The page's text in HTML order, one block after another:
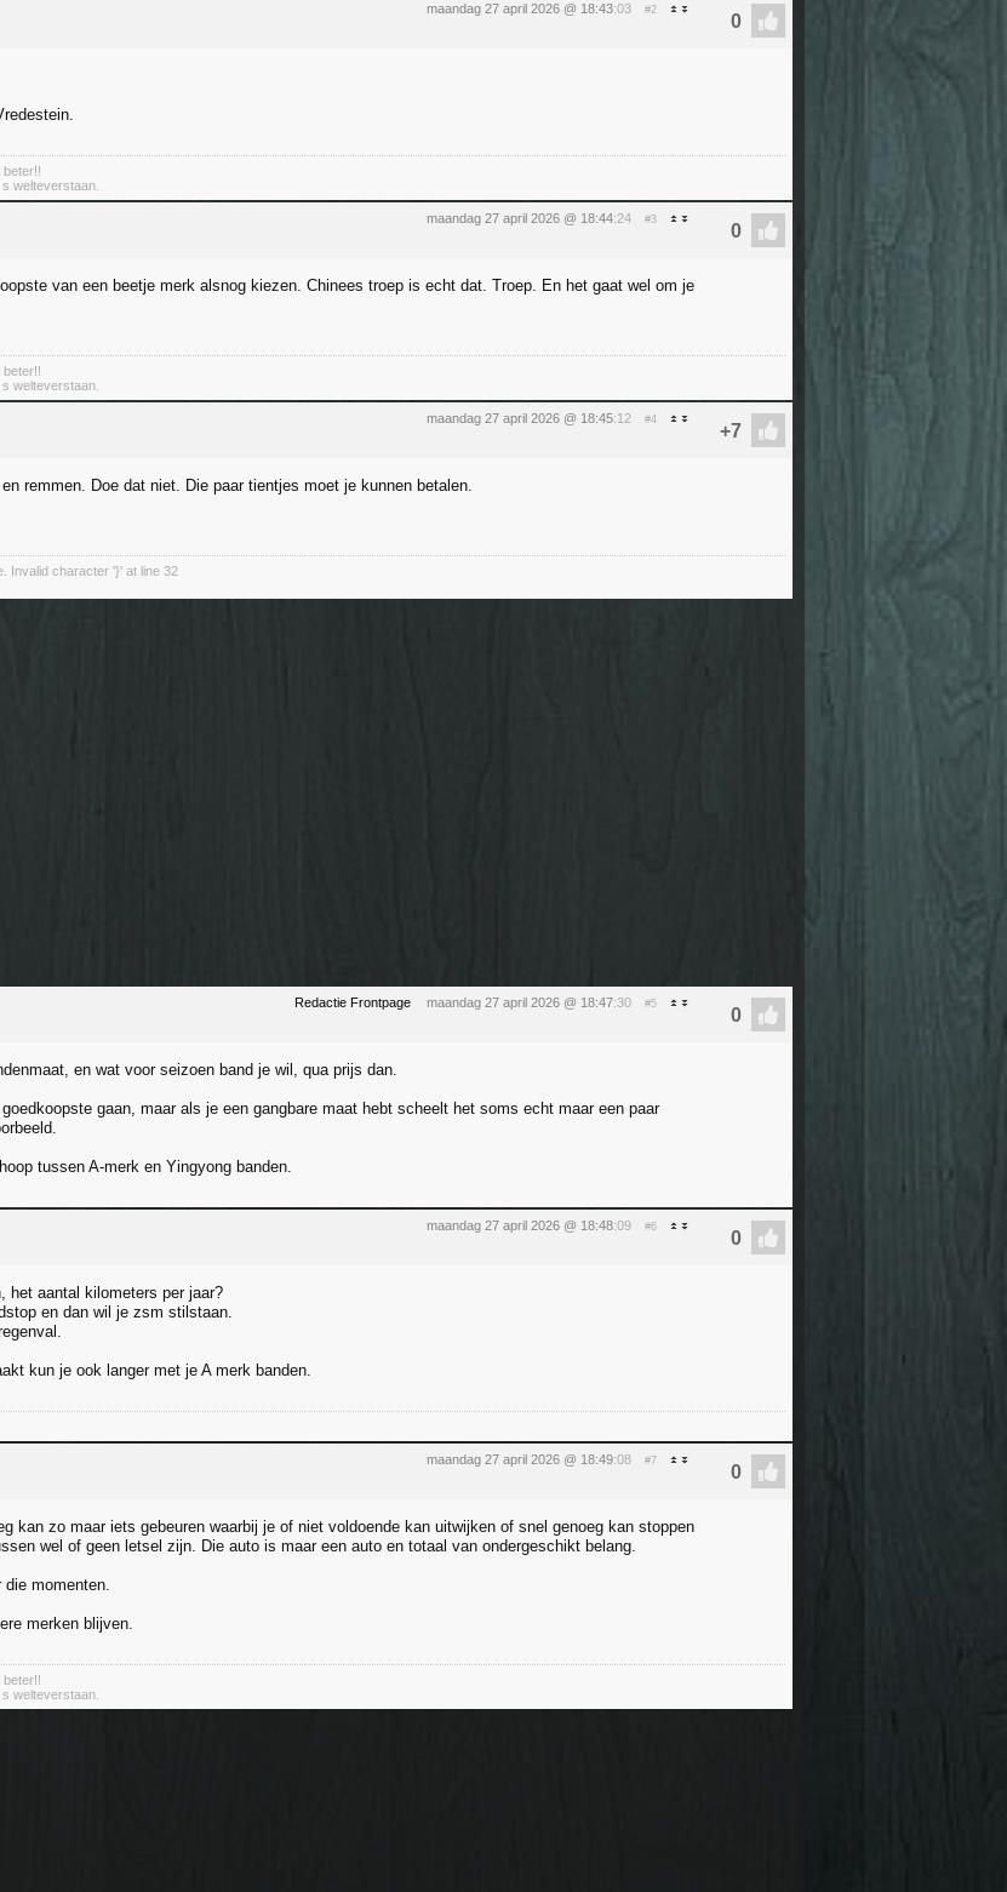
maandag 27 april 2026 @ 18:43:03 #2
beter!!
welteverstaan.
maandag 27 april 2026 @ 18:44:24 #3
van een beetje merk alsnog kiezen. Chinees troep is echt dat. Troep. En het gaat wel om je
beter!!
welteverstaan.
maandag 27 april 2026 @ 18:45:12 #4
remmen. Doe dat niet. Die paar tientjes moet je kunnen betalen.
Invalid character '}' at line 32
Redactie Frontpage maandag 27 april 2026 @ 18:47:30 #5
en wat voor seizoen band je wil, qua prijs dan.
gaan, maar als je een gangbare maat hebt scheelt het soms echt maar een paar
tussen A-merk en Yingyong banden.
maandag 27 april 2026 @ 18:48:09 #6
het aantal kilometers per jaar?
en dan wil je zsm stilstaan.
kun je ook langer met je A merk banden.
maandag 27 april 2026 @ 18:49:08 #7
kan zo maar iets gebeuren waarbij je of niet voldoende kan uitwijken of snel genoeg kan stoppen
wel of geen letsel zijn. Die auto is maar een auto en totaal van ondergeschikt belang.
die momenten.
merken blijven.
beter!!
welteverstaan.